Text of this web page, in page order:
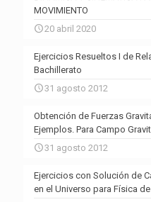
MOVIMIENTO
20 abril 2020
Ejercicios Resueltos I de
Bachillerato
31 agosto 2012
Obtención de Fuerzas
Ejemplos. Para Campo
31 agosto 2012
Ejercicios con Solución de
en el Universo para Física